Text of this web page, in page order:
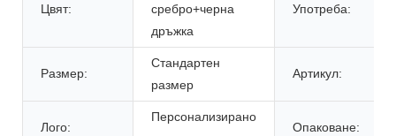
Цвят:
сребро+черна
дръжка
Употреба:
Размер:
Стандартен
размер
Артикул:
Лого:
Персонализирано
Опаковане: